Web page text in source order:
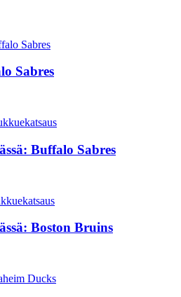
Sabres
Buffalo Sabres
Boston Bruins